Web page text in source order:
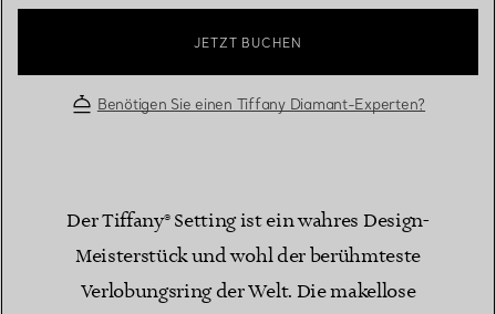
JETZT BUCHEN
Benötigen Sie einen Tiffany Diamant-Experten?
Der Tiffany® Setting ist ein wahres Design-
Meisterstück und wohl der berühmteste
Verlobungsring der Welt. Die makellose